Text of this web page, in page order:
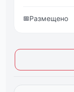
📅Размещено